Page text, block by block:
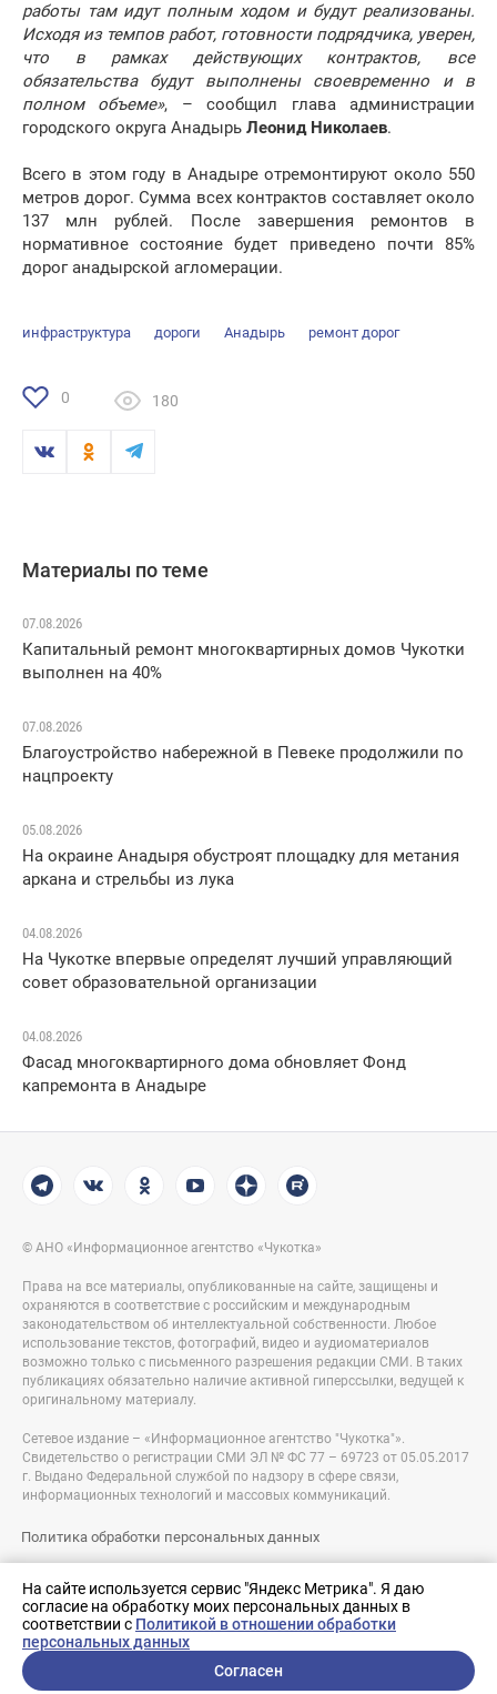
На сайте используется сервис "Яндекс Метрика". Я даю
согласие на обработку моих персональных данных в
соответствии с Политикой в отношении обработки
персональных данных
Согласен
работы там идут полным ходом и будут реализованы.
Исходя из темпов работ, готовности подрядчика, уверен,
что в рамках действующих контрактов, все
обязательства будут выполнены своевременно и в
полном объеме», – сообщил глава администрации
городского округа Анадырь Леонид Николаев.
Всего в этом году в Анадыре отремонтируют около 550
метров дорог. Сумма всех контрактов составляет около
137 млн рублей. После завершения ремонтов в
нормативное состояние будет приведено почти 85%
дорог анадырской агломерации.
инфраструктура дороги Анадырь ремонт дорог
0 180
Материалы по теме
07.08.2026
Капитальный ремонт многоквартирных домов Чукотки
выполнен на 40%
07.08.2026
Благоустройство набережной в Певеке продолжили по
нацпроекту
05.08.2026
На окраине Анадыря обустроят площадку для метания
аркана и стрельбы из лука
04.08.2026
На Чукотке впервые определят лучший управляющий
совет образовательной организации
04.08.2026
Фасад многоквартирного дома обновляет Фонд
капремонта в Анадыре
© АНО «Информационное агентство «Чукотка»
Права на все материалы, опубликованные на сайте, защищены и
охраняются в соответствие с российским и международным
законодательством об интеллектуальной собственности. Любое
использование текстов, фотографий, видео и аудиоматериалов
возможно только с письменного разрешения редакции СМИ. В таких
публикациях обязательно наличие активной гиперссылки, ведущей к
оригинальному материалу.
Сетевое издание – «Информационное агентство "Чукотка"».
Свидетельство о регистрации СМИ ЭЛ № ФС 77 – 69723 от 05.05.2017
г. Выдано Федеральной службой по надзору в сфере связи,
информационных технологий и массовых коммуникаций.
Политика обработки персональных данных
Разработка сайта:
nologostudio.ru